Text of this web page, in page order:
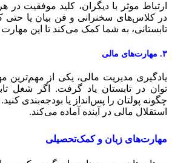
موثر با دیگران، کلید موفقیت در
کلاس‌های سخنرانی و فن بیان یا حتی
به شما کمک می‌کند تا این مهارت
مدیریت مالی، یکی از مهم‌ترین
در تابستان یاد گرفت. اگر شغل
پولتان را پس‌انداز یا بودجه‌بندی کنید.
مالی در آینده آماده می‌کند.
زبان و کمک‌تحصیلی